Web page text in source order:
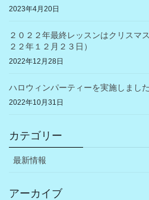
2023年4月20日
２０２２年最終レッスンはクリスマ
２２年１２月２３日）
2022年12月28日
ハロウィンパーティーを実施しまし
2022年10月31日
カテゴリー
最新情報
アーカイブ